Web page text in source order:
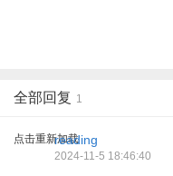
全部回复 1
点击重新加载
reading
2024-11-5 18:46:40